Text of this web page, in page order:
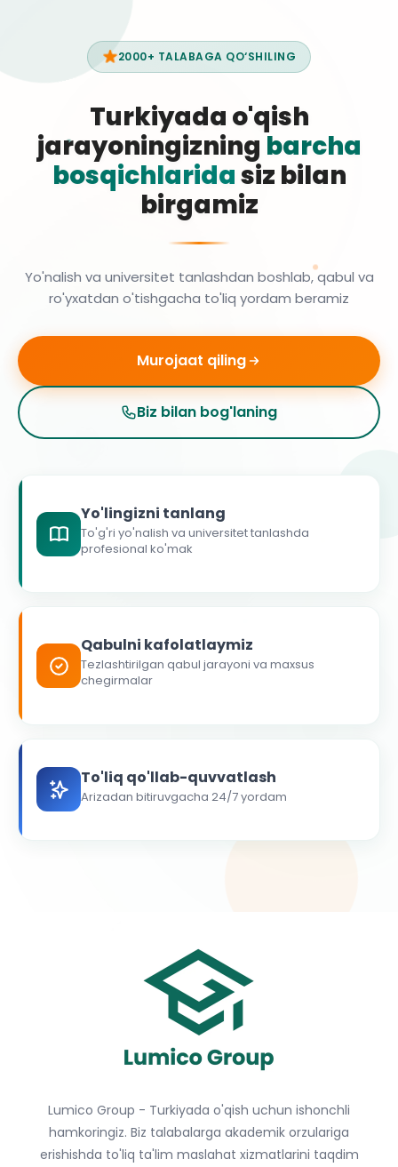
2000+ TALABAGA QO‘SHILING
Turkiyada o'qish
jarayoningizning barcha
bosqichlaridasiz bilan
birgamiz
Yo'nalish va universitet tanlashdan boshlab, qabul va
ro'yxatdan o'tishgacha to'liq yordam beramiz
Murojaat qiling
Biz bilan bog'laning
Yo'lingizni tanlang
To'g'ri yo'nalish va universitet tanlashda
profesional ko'mak
Qabulni kafolatlaymiz
Tezlashtirilgan qabul jarayoni va maxsus
chegirmalar
To'liq qo'llab-quvvatlash
Arizadan bitiruvgacha 24/7 yordam
Lumico Group - Turkiyada o'qish uchun ishonchli
hamkoringiz. Biz talabalarga akademik orzulariga
erishishda to'liq ta'lim maslahat xizmatlarini taqdim